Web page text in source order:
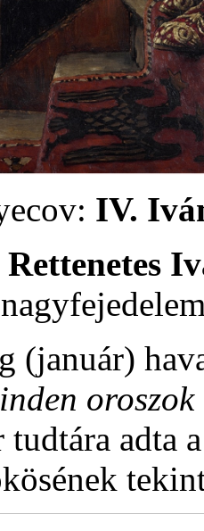
IV.
Rettenetes
(január)
tudtára adta